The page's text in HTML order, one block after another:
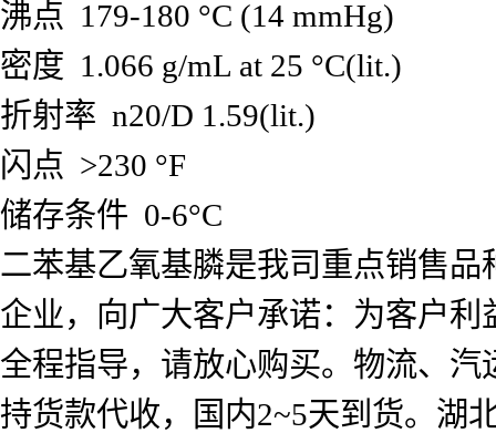
沸点 179-180 °C (14 mmHg)
密度 1.066 g/mL at 25 °C(lit.)
折射率 n20/D 1.59(lit.)
闪点 >230 °F
储存条件 0-6°C
二苯基乙氧基膦是我司重点销售
企业，向广大客户承诺：为客户
全程指导，请放心购买。物流、
持货款代收，国内2~5天到货。湖